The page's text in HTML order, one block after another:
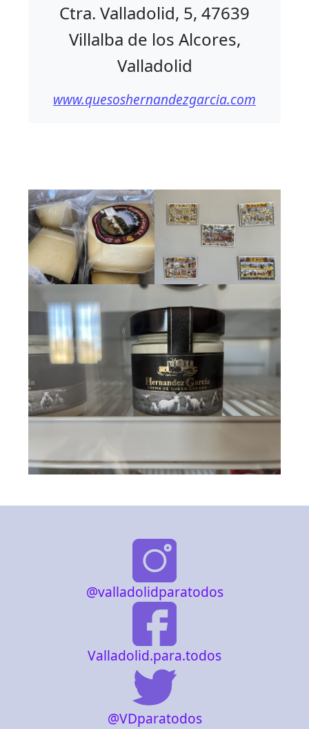
Ctra. Valladolid, 5, 47639
Villalba de los Alcores,
Valladolid
www.quesoshernandezgarcia.com
@valladolidparatodos
Valladolid.para.todos
@VDparatodos